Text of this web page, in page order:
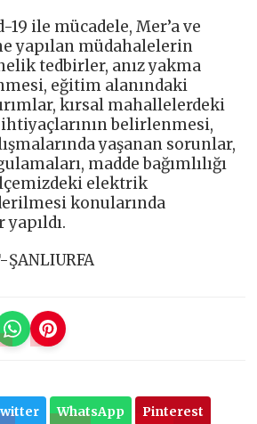
19 ile mücadele, Mer’a ve
yapılan müdahalelerin
tedbirler, anız yakma
eğitim alanındaki
kırsal mahallelerdeki
belirlenmesi,
yaşanan sorunlar,
madde bağımlılığı
elektrik
konularında
WhatsApp Pinterest